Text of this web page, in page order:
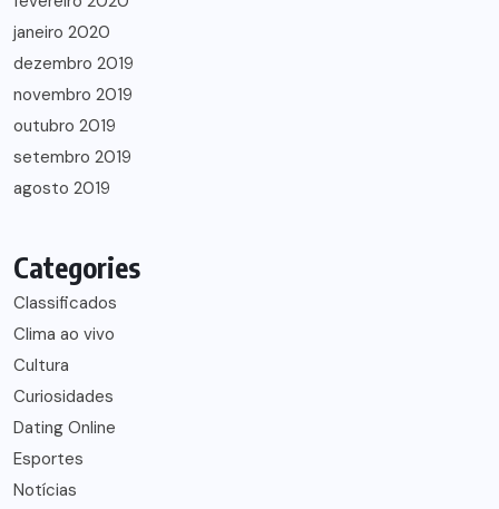
janeiro 2020
dezembro 2019
novembro 2019
outubro 2019
setembro 2019
agosto 2019
Categories
Classificados
Clima ao vivo
Cultura
Curiosidades
Dating Online
Esportes
Notícias